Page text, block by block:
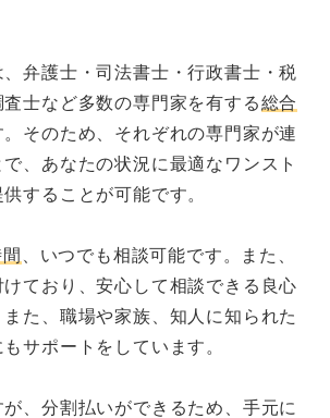
弁護士・司法書士・行政書士・税
士など多数の専門家を有する総合
。そのため、それぞれの専門家が連
、あなたの状況に最適なワンスト
することが可能です。
、いつでも相談可能です。また、
けており、安心して相談できる良心
た、職場や家族、知人に知られた
サポートをしています。
、分割払いができるため、手元に